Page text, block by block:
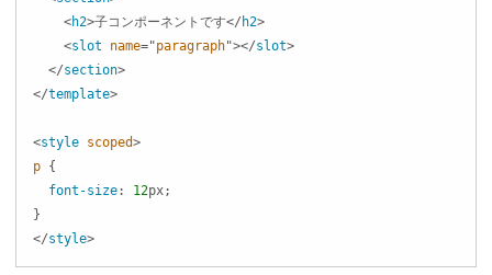
<h2>子コンポーネントです</ h2>
<slot name="paragraph"></slot>
</section>
</template>
<style scoped>
p {
font-size: 12px;
}
</style>